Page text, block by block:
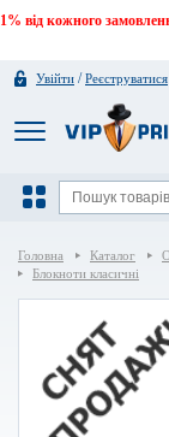
1% від кожного
Увійти /Реєструватися
Головна Каталог
Блокноти класичні